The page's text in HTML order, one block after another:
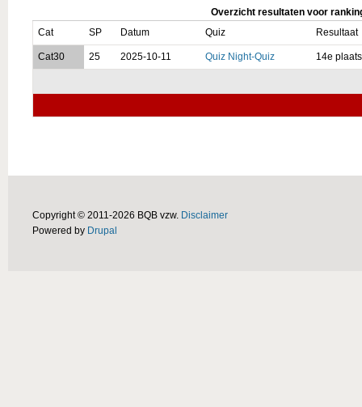
Overzicht resultaten voor
Cat
SP Datum Quiz Resultaat
Cat30 25 2025-10-11 Quiz Night-Quiz 14e plaats
Copyright © 2011-2026 BQB vzw. Disclaimer
Powered by Drupal